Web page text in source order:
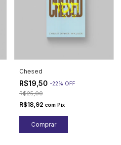
Chesed
R$19,50 -22% OFF
R$25,00
R$18,92 com Pix